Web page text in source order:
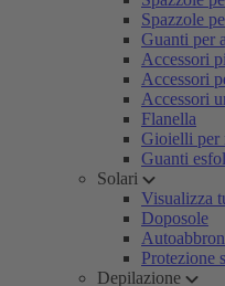
Spazzole
Guanti per
Accessori
Accessori
Accessori
Flanella
Gioielli per
Guanti
Solari
Visualizza
Doposole
Protezione
Depilazione